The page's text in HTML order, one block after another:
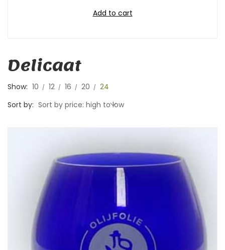
Add to cart
Delicaat
Show: 10 12 16 20
24
Sort by: Sort by price: high to low